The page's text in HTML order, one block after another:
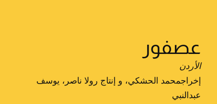
عصفور
الأردن
إخراجمحمد الحشكي، و إنتاج رولا ناصر، يوسف
عبدالنبي